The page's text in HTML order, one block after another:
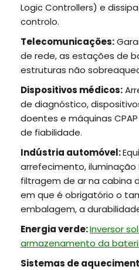
Logic Controllers) e
controlo.
Telecomunicações:
de rede, as estações de
estruturas não
Dispositivos médicos:
de diagnóstico,
doentes e máquinas
de fiabilidade.
Indústria automóvel:
arrefecimento, iluminação
filtragem de ar na cabina
em que é obrigatório o
embalagem, a
Energia verde:Inversor
armazenamento da
Sistemas de